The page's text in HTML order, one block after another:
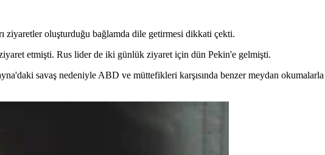
ziyaretler oluşturduğu bağlamda dile getirmesi dikkati çekti.
etmişti. Rus lider de iki günlük ziyaret için dün Pekin'e gelmişti.
savaş nedeniyle ABD ve müttefikleri karşısında benzer meydan okumalarla